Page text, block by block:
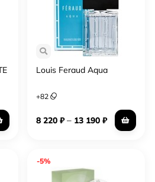
Louis Feraud Aqua
+82
8 220 ₽– 13 190 ₽
-5%